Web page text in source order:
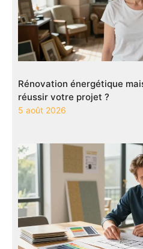
Rénovation énergétique
réussir votre projet ?
5 août 2026